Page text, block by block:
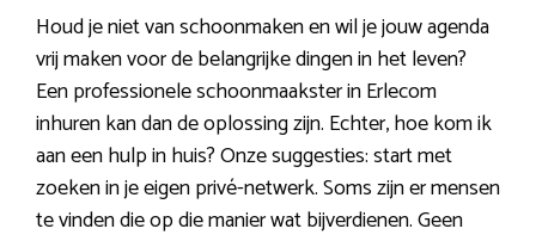
Houd je niet van schoonmaken en wil je jouw agenda
vrij maken voor de belangrijke dingen in het leven?
Een professionele schoonmaakster in Erlecom
inhuren kan dan de oplossing zijn. Echter, hoe kom ik
aan een hulp in huis? Onze suggesties: start met
zoeken in je eigen privé-netwerk. Soms zijn er mensen
te vinden die op die manier wat bijverdienen. Geen